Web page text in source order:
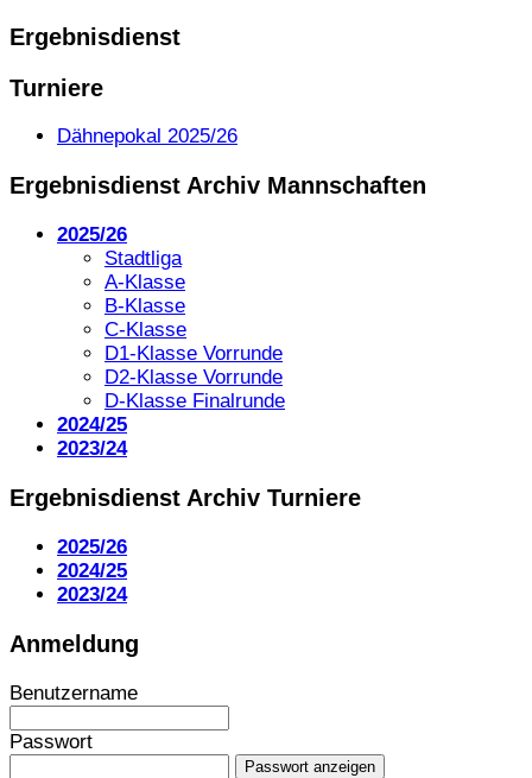
Ergebnisdienst
Turniere
Dähnepokal 2025/26
Ergebnisdienst Archiv Mannschaften
2025/26
Stadtliga
A-Klasse
B-Klasse
C-Klasse
D1-Klasse Vorrunde
D2-Klasse Vorrunde
D-Klasse Finalrunde
2024/25
2023/24
Ergebnisdienst Archiv Turniere
2025/26
2024/25
2023/24
Anmeldung
Benutzername
Passwort
Passwort anzeigen